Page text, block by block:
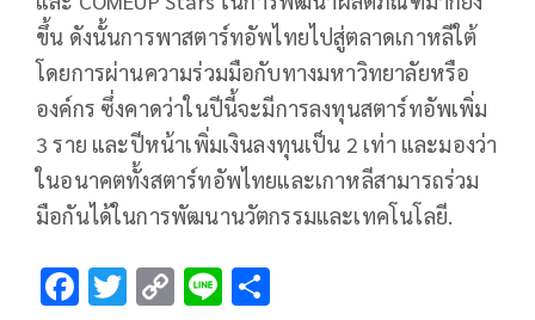
ขึ้น ดังนั้นการพาสตาร์ทอัพไทยไปสู่ตลาดเกาหลีใต้
โดยการผ่านความร่วมมือกับทางมหาวิทยาลัยหรือ
องค์กร ซึ่งคาดว่าในปีนี้จะมีการลงทุนสตาร์ทอัพเพิ่ม
3 ราย และปีหน้าเพิ่มเงินลงทุนเป็น 2 เท่า และมองว่า
ในอนาคตทั้งสตาร์ทอัพไทยและเกาหลีสามารถร่วม
มือกันได้ในการพัฒนานวัตกรรมและเทคโนโลยี.
F T C Li